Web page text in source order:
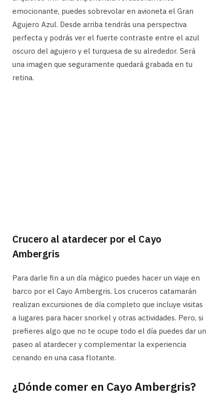
emocionante, puedes sobrevolar en avioneta el Gran
Agujero Azul. Desde arriba tendrás una perspectiva
perfecta y podrás ver el fuerte contraste entre el azul
oscuro del agujero y el turquesa de su alrededor. Será
una imagen que seguramente quedará grabada en tu
retina.
Crucero al atardecer por el Cayo
Ambergris
Para darle fin a un día mágico puedes hacer un viaje en
barco por el Cayo Ambergris. Los cruceros catamarán
realizan excursiones de día completo que incluye visitas
a lugares para hacer snorkel y otras actividades. Pero, si
prefieres algo que no te ocupe todo el día puedes dar un
paseo al atardecer y complementar la experiencia
cenando en una casa flotante.
¿Dónde comer en Cayo Ambergris?